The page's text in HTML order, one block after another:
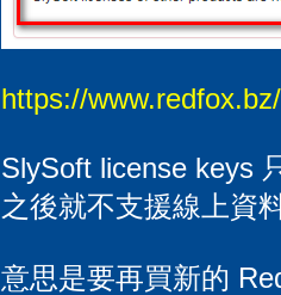
https://
SlySoft license keys
之後就不支援線上資
意思是要再買新的